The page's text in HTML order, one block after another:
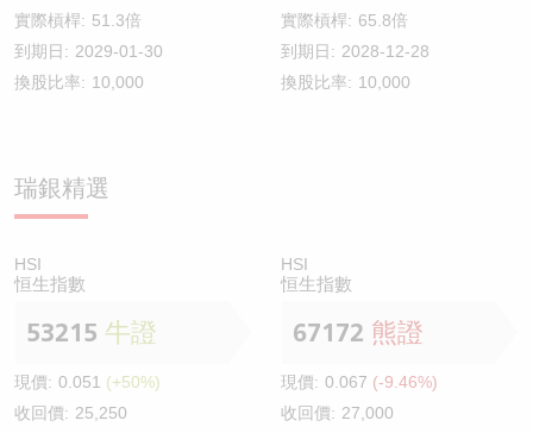
實際槓桿: 51.3倍
到期日: 2029-01-30
換股比率: 10,000
實際槓桿: 65.8倍
到期日: 2028-12-28
換股比率: 10,000
瑞銀精選
HSI
恒生指數
53215 牛證
現價: 0.051 (+50%)
收回價: 25,250
HSI
恒生指數
67172 熊證
現價: 0.067 (-9.46%)
收回價: 27,000